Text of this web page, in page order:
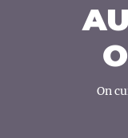
On